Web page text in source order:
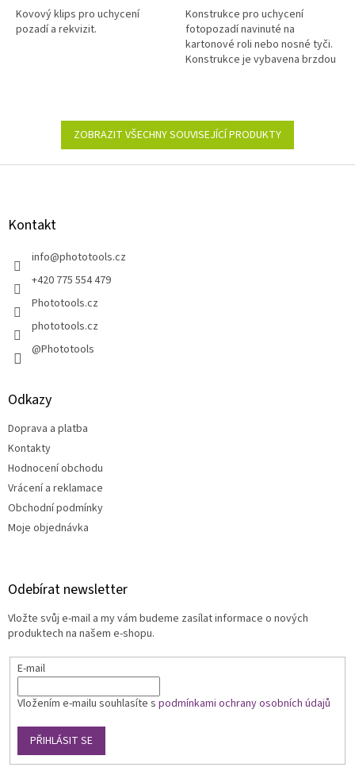
5
hvězdiček.
Kovový klips pro uchycení
pozadí a rekvizit.
5
hvězdiček.
Konstrukce pro uchycení
fotopozadí navinuté na
kartonové roli nebo nosné tyči.
Konstrukce je vybavena brzdou
ZOBRAZIT VŠECHNY SOUVISEJÍCÍ PRODUKTY
Z
Kontakt
info@phototools.cz
+420 775 554 479
Phototools.cz
phototools.cz
@Phototools
Odkazy
Doprava a platba
Kontakty
Hodnocení obchodu
Vrácení a reklamace
Obchodní podmínky
Moje objednávka
Odebírat newsletter
Vložte svůj e-mail a my vám budeme zasílat informace o nových
produktech na našem e-shopu.
E-mail
Vložením e-mailu souhlasíte s podmínkami ochrany osobních údajů
PŘIHLÁSIT SE